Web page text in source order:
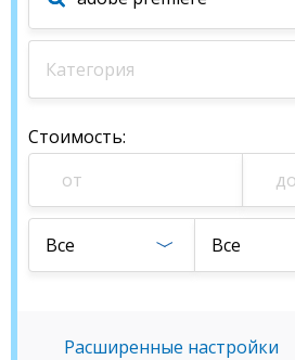
Категория
Стоимость:
Все Все
Расширенные настройки